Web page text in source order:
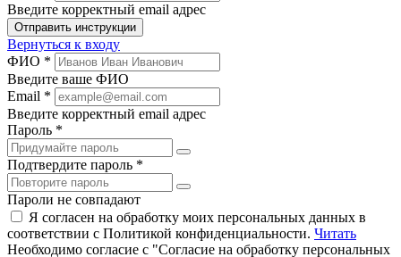
Введите корректный email адрес
Отправить инструкции
Вернуться к входу
ФИО *
Введите ваше ФИО
Email *
Введите корректный email адрес
Пароль *
Подтвердите пароль *
Пароли не совпадают
Я согласен на обработку моих персональных данных в
соответствии с Политикой конфиденциальности. Читать
Необходимо согласие с "Согласие на обработку персональных